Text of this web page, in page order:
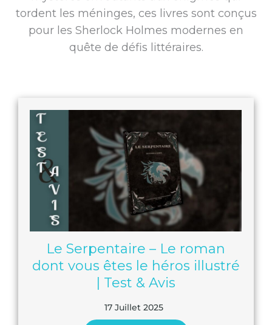
tordent les méninges, ces livres sont conçus
pour les Sherlock Holmes modernes en
quête de défis littéraires.
Le Serpentaire – Le roman
dont vous êtes le héros illustré
| Test & Avis
17 Juillet 2025